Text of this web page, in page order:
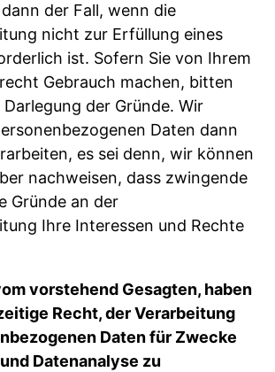
der Fall, wenn die
nicht zur Erfüllung eines
ist. Sofern Sie von Ihrem
Gebrauch machen, bitten
der Gründe. Wir
Daten dann
es sei denn, wir können
nachweisen, dass zwingende
Gründe an der
Ihre Interessen und Rechte
vorstehend Gesagten, haben
Recht, der Verarbeitung
Daten für Zwecke
Datenanalyse zu